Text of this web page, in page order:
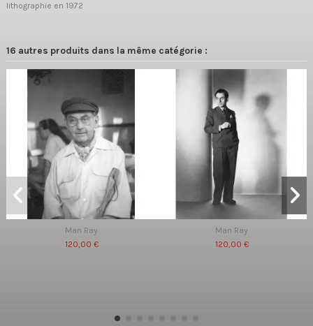
lithographie en 1972
16 autres produits dans la même catégorie :
Man Ray
120,00 €
Man Ray
120,00 €